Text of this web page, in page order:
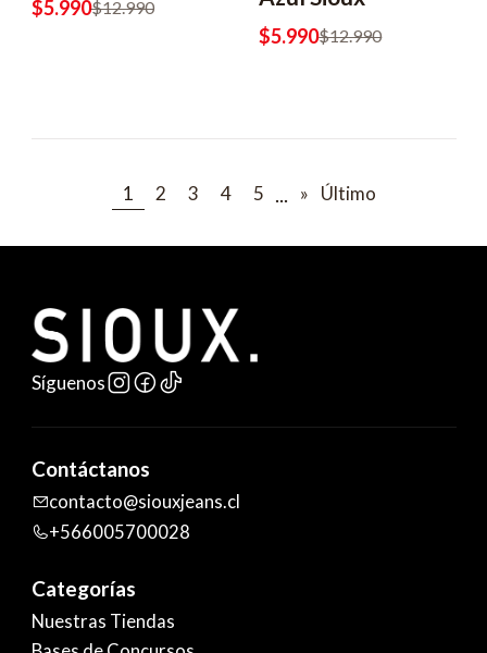
$5.990$12.990
$5.990$12.990
1 2 3 4 5 ... » Último
Síguenos
Contáctanos
contacto@siouxjeans.cl
+566005700028
Categorías
Nuestras Tiendas